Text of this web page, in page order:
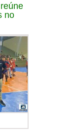
no